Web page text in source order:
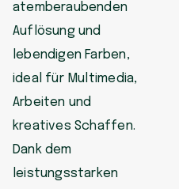
atemberaubenden
Auflösung und
lebendigen Farben,
ideal für Multimedia,
Arbeiten und
kreatives Schaffen.
Dank dem
leistungsstarken